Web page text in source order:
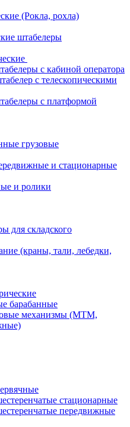
(Рокла, рохла)
штабелеры
с кабиной оператора
с телескопическими
с платформой
грузовые
и стационарные
и ролики
для складского
(краны, тали, лебедки,
барабанные
механизмы (МТМ,
стационарные
передвижные